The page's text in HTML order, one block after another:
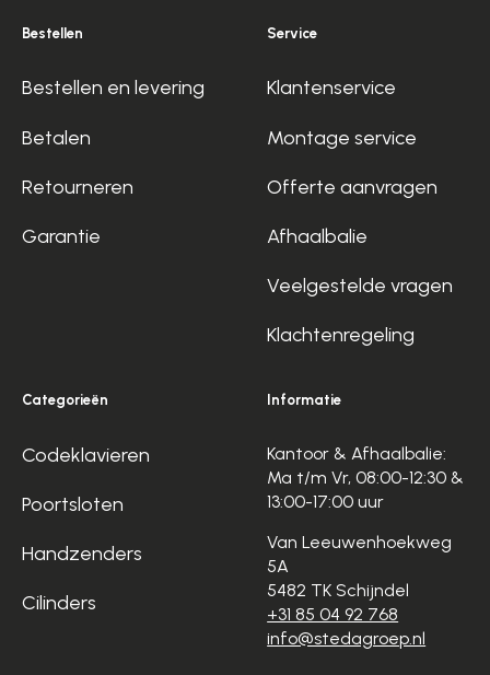
Bestellen
Bestellen en levering
Betalen
Retourneren
Garantie
Service
Klantenservice
Montage service
Offerte aanvragen
Afhaalbalie
Veelgestelde vragen
Klachtenregeling
Categorieën
Codeklavieren
Poortsloten
Handzenders
Cilinders
Informatie
Kantoor & Afhaalbalie:
Ma t/m Vr, 08:00-12:30 &
13:00-17:00 uur
Van Leeuwenhoekweg
5A
5482 TK Schijndel
+31 85 04 92 768
info@stedagroep.nl